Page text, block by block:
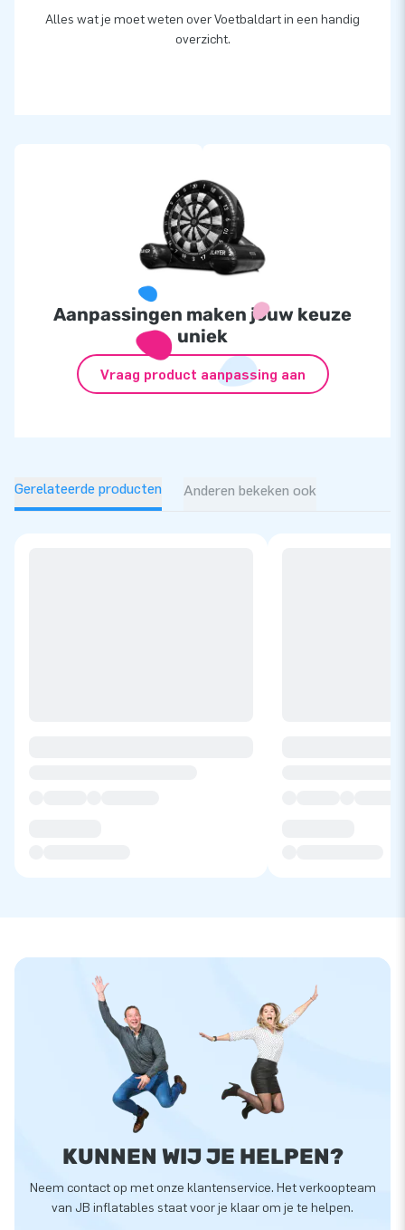
Alles wat je moet weten over Voetbaldart in een handig
overzicht.
Aanpassingen maken jouw keuze
uniek
Vraag product aanpassing aan
Gerelateerde producten Anderen bekeken ook
KUNNEN WIJ JE HELPEN?
Neem contact op met onze klantenservice. Het verkoopteam
van JB inflatables staat voor je klaar om je te helpen.